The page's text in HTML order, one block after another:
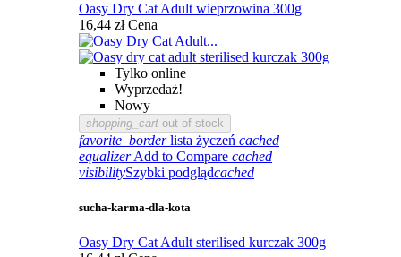
Oasy Dry Cat Adult wieprzowina 300g
16,44 zł Cena
Tylko online
Wyprzedaż!
Nowy
shopping_cart out of stock
favorite_border lista życzeń cached
equalizer Add to Compare cached
visibilitySzybki podglądcached
sucha-karma-dla-kota
Oasy Dry Cat Adult sterilised kurczak 300g